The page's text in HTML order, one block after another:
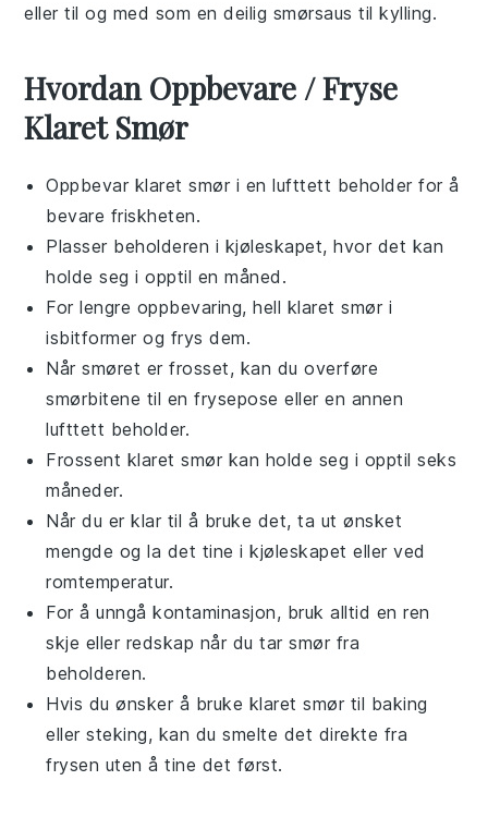
eller til og med som en deilig smørsaus tilkylling.
Hvordan Oppbevare / Fryse
Klaret Smør
Oppbevar klaret smør i en lufttett beholder for å
bevare friskheten.
Plasser beholderen i kjøleskapet, hvor det kan
holde seg i opptil en måned.
For lengre oppbevaring, hell klaret smør i
isbitformer og frys dem.
Når smøret er frosset, kan du overføre
smørbitene til en frysepose eller en annen
lufttett beholder.
Frossent klaret smør kan holde seg i opptil seks
måneder.
Når du er klar til å bruke det, ta ut ønsket
mengde og la det tine i kjøleskapet eller ved
romtemperatur.
For å unngå kontaminasjon, bruk alltid en ren
skje eller redskap når du tar smør fra
beholderen.
Hvis du ønsker å bruke klaret smør til baking
ellersteking, kan du smelte det direkte fra
frysen uten å tine det først.